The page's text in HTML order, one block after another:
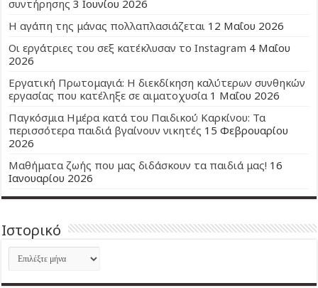
συντήρησης 3 Ιουνίου 2026
Η αγάπη της μάνας πολλαπλασιάζεται 12 Μαΐου 2026
Οι εργάτριες του σεξ κατέκλυσαν το Instagram 4 Μαΐου
2026
Εργατική Πρωτομαγιά: Η διεκδίκηση καλύτερων συνθηκών
εργασίας που κατέληξε σε αιματοχυσία 1 Μαΐου 2026
Παγκόσμια Ημέρα κατά του Παιδικού Καρκίνου: Τα
περισσότερα παιδιά βγαίνουν νικητές 15 Φεβρουαρίου
2026
Μαθήματα ζωής που μας διδάσκουν τα παιδιά μας! 16
Ιανουαρίου 2026
Ιστορικό
Ιστορικό